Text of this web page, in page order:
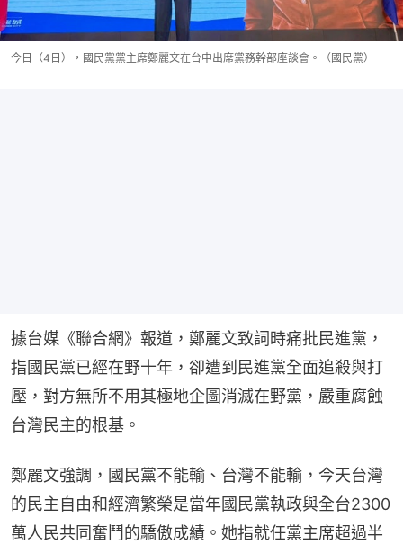
今日（4日），國民黨黨主席鄭麗文在台中出席黨務幹部座談會。（國民黨）
據台媒《聯合網》報道，鄭麗文致詞時痛批民進黨，
指國民黨已經在野十年，卻遭到民進黨全面追殺與打
壓，對方無所不用其極地企圖消滅在野黨，嚴重腐蝕
台灣民主的根基。
鄭麗文強調，國民黨不能輸、台灣不能輸，今天台灣
的民主自由和經濟繁榮是當年國民黨執政與全台2300
萬人民共同奮鬥的驕傲成績。她指就任黨主席超過半